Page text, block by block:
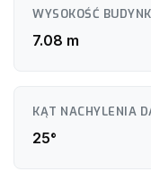
WYSOKOŚĆ
7.08 m
KĄT NACHYLENIA
25°